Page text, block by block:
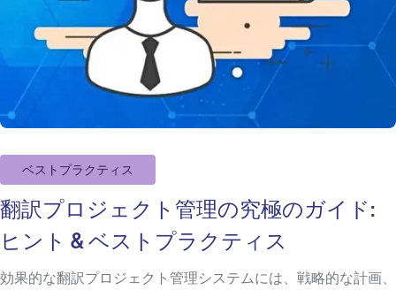
ベストプラクティス
翻訳プロジェクト管理の究極のガイド:
ヒント & ベストプラクティス
効果的な翻訳プロジェクト管理システムには、戦略的な計画、